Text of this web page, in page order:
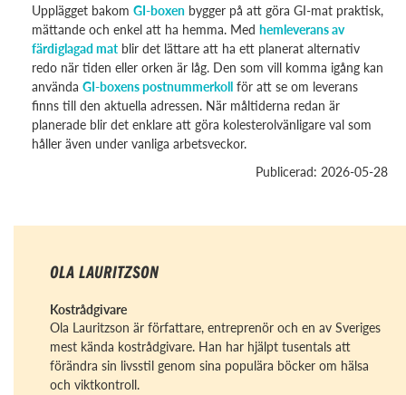
Upplägget bakom GI-boxen bygger på att göra GI-mat praktisk,
mättande och enkel att ha hemma. Med hemleverans av
färdiglagad mat blir det lättare att ha ett planerat alternativ
redo när tiden eller orken är låg. Den som vill komma igång kan
använda GI-boxens postnummerkoll för att se om leverans
finns till den aktuella adressen. När måltiderna redan är
planerade blir det enklare att göra kolesterolvänligare val som
håller även under vanliga arbetsveckor.
Publicerad: 2026-05-28
OLA LAURITZSON
Kostrådgivare
Ola Lauritzson är författare, entreprenör och en av Sveriges
mest kända kostrådgivare. Han har hjälpt tusentals att
förändra sin livsstil genom sina populära böcker om hälsa
och viktkontroll.